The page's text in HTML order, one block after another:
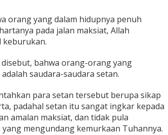
orang yang dalam hidupnya penuh
pada jalan maksiat, Allah
keburukan.
disebut, bahwa orang-orang yang
saudara-saudara setan.
para setan tersebut berupa sikap
padahal setan itu sangat ingkar kepada
amalan maksiat, dan tidak pula
mengundang kemurkaan Tuhannya.